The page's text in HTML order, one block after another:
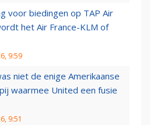
voor biedingen op TAP Air
het Air France-KLM of
9:59
niet de enige Amerikaanse
waarmee United een fusie
9:51